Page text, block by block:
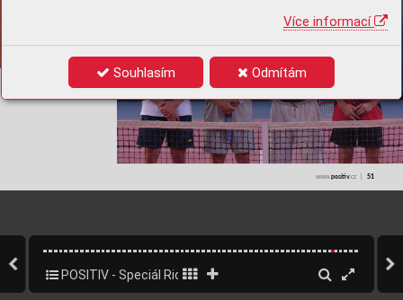
Více informací
Souhlasím Odmítám
www.posiv.cz ǀ 51
POSITIV - Speciál Ridera Sport